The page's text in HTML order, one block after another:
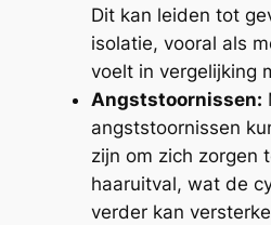
Dit kan leiden tot
isolatie, vooral als
voelt in vergelijking
Angststoornissen:
angststoornissen
zijn om zich zorgen
haaruitval, wat de
verder kan